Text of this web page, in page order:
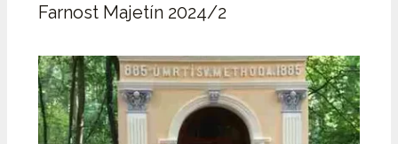
Farnost Majetín 2024/2